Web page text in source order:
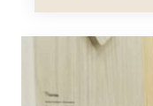
del juego en el
ingeniería de la
excelente
extraordinaria
carácter